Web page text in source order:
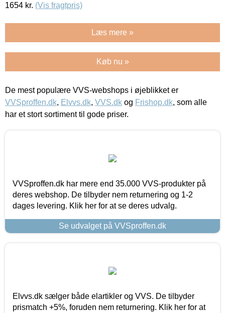
1654 kr. (Vis fragtpris)
Læs mere »
Køb nu »
De mest populære VVS-webshops i øjeblikket er
VVSproffen.dk, Elvvs.dk, VVS.dk og Frishop.dk, som alle
har et stort sortiment til gode priser.
VVSproffen.dk har mere end 35.000 VVS-produkter på
deres webshop. De tilbyder nem returnering og 1-2
dages levering. Klik her for at se deres udvalg.
Se udvalget på VVSproffen.dk
Elvvs.dk sælger både elartikler og VVS. De tilbyder
prismatch +5%, foruden nem returnering. Klik her for at